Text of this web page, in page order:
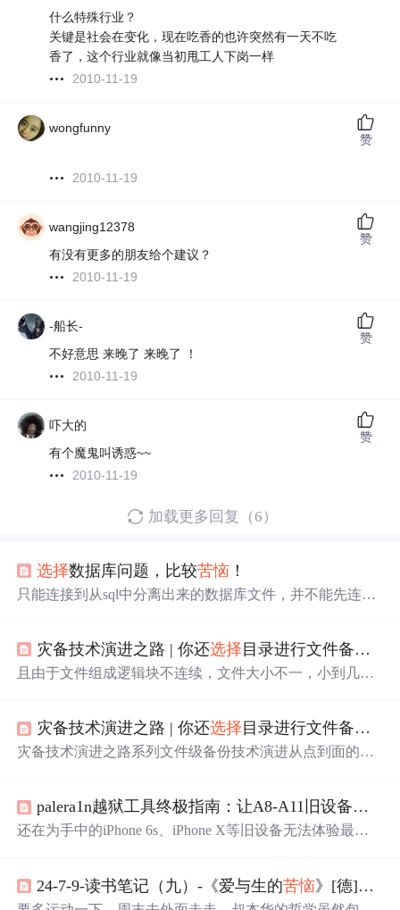
什么特殊行业？
关键是社会在变化，现在吃香的也许突然有一天不吃
香了，这个行业就像当初甩工人下岗一样
2010-11-19
wongfunny
2010-11-19
赞
wangjing12378
有没有更多的朋友给个建议？
2010-11-19
赞
-船长-
不好意思 来晚了 来晚了 ！
2010-11-19
赞
吓大的
有个魔鬼叫诱惑~~
2010-11-19
赞
加载更多回复（6）
选择数据库问题，比较苦恼 ！
只能连接到从sql中分离出来的数据库文件，并不能先连接
灾备技术演进之路 | 你还选择目录进行文件备份吗？还在
且由于文件组成逻辑块不连续，文件大小不一，小到几K
研发，为客户提供更高质量的数据保护以及更完善的业务
连续性管理，让用户具备自主的灾备系统运营、管理和应
调多方人员部署操作系统及应用，预置环境，再进行文件
恢复，恢复时间长，恢复速度慢，业务连续性无法保障。
同时，增量备份时，可只备份修改过的物理块，
灾备技术演进之路 | 你还选择 目录进行文件备份吗？还在
灾备技术演进之路系列文件级备份技术演进从点到面的全
业务连续性具有举足轻重的意义。本文将追溯文件备份技
术的历史脉络，展现其从基础到先进的演进历程，并深入
palera1n越狱工具终极指南：让A8-A11旧设备重获新生
还在为手中的iPhone 6s、iPhone X等旧设备无法体验最新i
A8到A11芯片设备量身打造，支持iOS 15.0到26.0的广泛系
统版本，让你的旧设备重新焕发活力。无论你是技术爱好
24-7-9-读书笔记（九）-《爱与生的苦恼》[德]叔本华 [译]金玲